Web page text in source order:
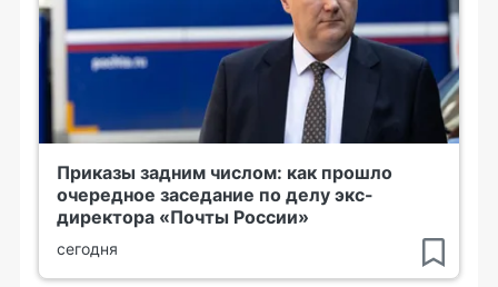
Приказы задним числом: как прошло
очередное заседание по делу экс-
директора «Почты России»
сегодня